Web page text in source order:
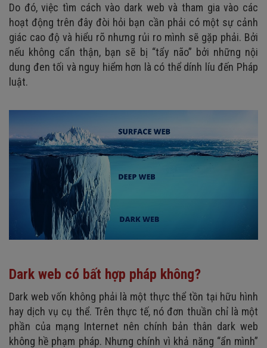
Do đó, việc tìm cách vào dark web và tham gia vào các
hoạt động trên đây đòi hỏi bạn cần phải có một sự cảnh
giác cao độ và hiểu rõ nhưng rủi ro mình sẽ gặp phải. Bởi
nếu không cẩn thận, bạn sẽ bị “tẩy não” bởi những nội
dung đen tối và nguy hiểm hơn là có thể dính líu đến Pháp
luật.
Dark web có bất hợp pháp không?
Dark web vốn không phải là một thực thể tồn tại hữu hình
hay dịch vụ cụ thể. Trên thực tế, nó đơn thuần chỉ là một
phần của mạng Internet nên chính bản thân dark web
không hề phạm pháp. Nhưng chính vì khả năng “ẩn mình”